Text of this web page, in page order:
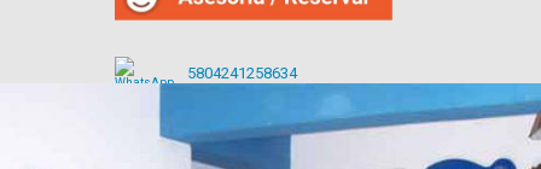
5804241258634